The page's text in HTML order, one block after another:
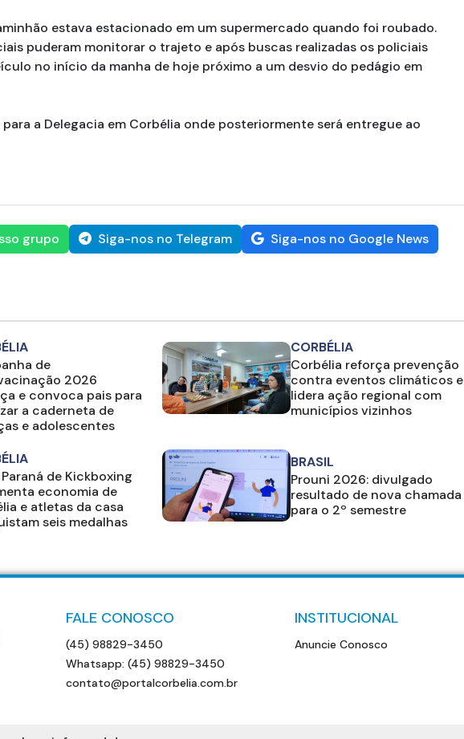
estava estacionado em um supermercado quando foi roubado.
puderam monitorar o trajeto e após buscas realizadas os policiais
no início da manha de hoje próximo a um desvio do pedágio em
a Delegacia em Corbélia onde posteriormente será entregue ao
grupo Siga-nos no Telegram Siga-nos no Google News
de
2026
e convoca pais para
a caderneta de
e adolescentes
CORBÉLIA
Corbélia reforça prevenção
contra eventos climáticos e
lidera ação regional com
municípios vizinhos
de Kickboxing
economia de
e atletas da casa
seis medalhas
BRASIL
Prouni 2026: divulgado
resultado de nova chamada
para o 2º semestre
FALE CONOSCO
(45) 98829-3450
Whatsapp: (45) 98829-3450
contato@portalcorbelia.com.br
INSTITUCIONAL
Anuncie Conosco